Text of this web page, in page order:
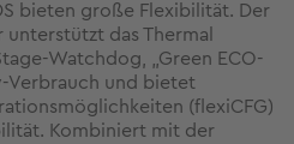
bieten große Flexibilität. Der
das Thermal
Watchdog, „Green ECO-
Verbrauch und bietet
(flexiCFG)
Kombiniert mit der